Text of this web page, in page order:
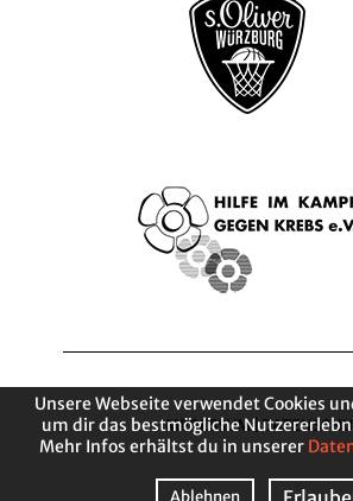
IMPRESSUM|
Unsere Webseite verwendet Cookies
um dir das bestmögliche
Mehr Infos erhältst du in unserer
Ablehnen